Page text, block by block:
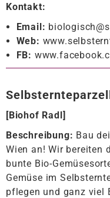
Kontakt:
Email:
Web:
FB:
[Biohof Radl]
Beschreibung: Bau
Wien an! Wir bereiten
bunte Bio-
Gemüse im
pflegen und ganz viel